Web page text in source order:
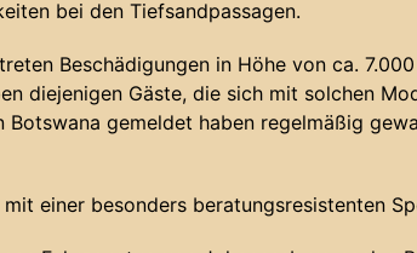
bei den Tiefsandpassagen.
Beschädigungen in Höhe von ca.
diejenigen Gäste, die sich mit solchen
Botswana gemeldet haben regelmäßig
einer besonders beratungsresistenten